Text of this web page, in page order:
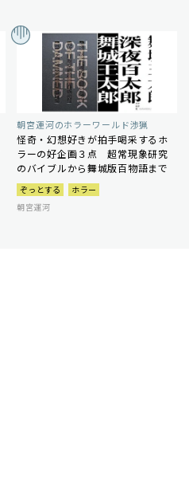
朝宮運河のホラーワールド渉猟
怪奇・幻想好きが拍手喝采するホ
ラーの好企画３点 超常現象研究
のバイブルから舞城版百物語まで
ぞっとする
ホラー
朝宮運河